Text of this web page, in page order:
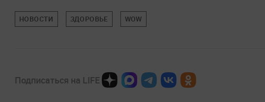
НОВОСТИ ЗДОРОВЬЕ WOW
Подписаться на LIFE